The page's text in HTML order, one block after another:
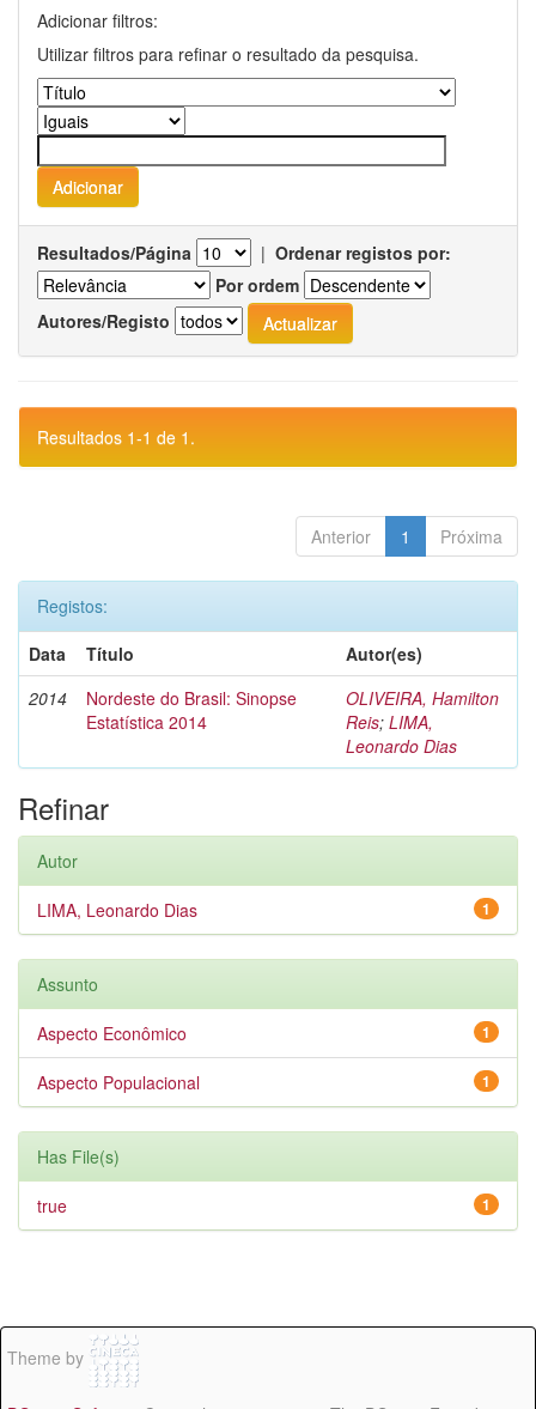
Adicionar filtros:
Utilizar filtros para refinar o resultado da pesquisa.
Resultados/Página | Ordenar registos por:
Por ordem
Autores/Registo
Resultados 1-1 de 1.
Anterior 1 Próxima
Registos:
Data
Título
Autor(es)
2014
Nordeste do Brasil: Sinopse
Estatística 2014
OLIVEIRA, Hamilton
Reis; LIMA,
Leonardo Dias
Refinar
Autor
1
LIMA, Leonardo Dias
Assunto
1
Aspecto Econômico
1
Aspecto Populacional
Has File(s)
1
true
Theme by